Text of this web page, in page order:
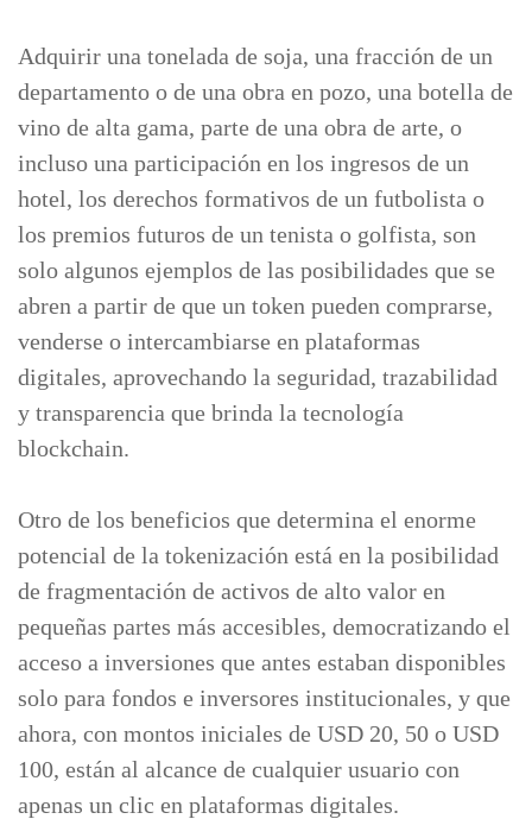
Adquirir una tonelada de soja, una fracción de un
departamento o de una obra en pozo, una botella de
vino de alta gama, parte de una obra de arte, o
incluso una participación en los ingresos de un
hotel, los derechos formativos de un futbolista o
los premios futuros de un tenista o golfista, son
solo algunos ejemplos de las posibilidades que se
abren a partir de que un token pueden comprarse,
venderse o intercambiarse en plataformas
digitales, aprovechando la seguridad, trazabilidad
y transparencia que brinda la tecnología
blockchain.
Otro de los beneficios que determina el enorme
potencial de la tokenización está en la posibilidad
de fragmentación de activos de alto valor en
pequeñas partes más accesibles, democratizando el
acceso a inversiones que antes estaban disponibles
solo para fondos e inversores institucionales, y que
ahora, con montos iniciales de USD 20, 50 o USD
100, están al alcance de cualquier usuario con
apenas un clic en plataformas digitales.